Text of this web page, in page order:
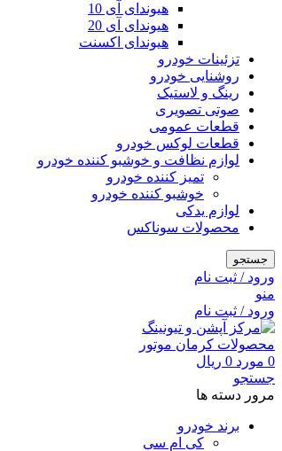
هیوندای آی 10
هیوندای آی 20
هیوندای اکسنت
تزئینات خودرو
روشنایی خودرو
رینگ و لاستیک
صوتی تصویری
قطعات عمومی
قطعات لوکس خودرو
لوازم نظافت و خوشبو کننده خودرو
تمیز کننده خودرو
خوشبو کننده خودرو
لوازم یدکی
محصولات سوناکس
جستجو
ورود / ثبت نام
منو
ورود / ثبت نام
0 مورد 0 ریال
جستجو
مرور دسته ها
برند خودرو
کی ام سی